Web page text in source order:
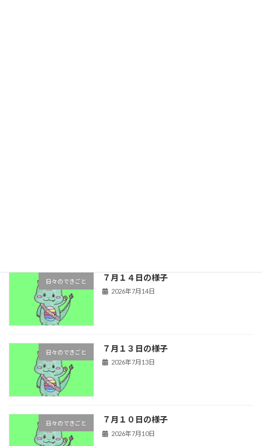
日々のできごと ７月１４日の様子
2026年7月14日
日々のできごと ７月１３日の様子
2026年7月13日
日々のできごと ７月１０日の様子
2026年7月10日